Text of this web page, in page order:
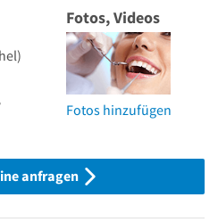
Fotos, Videos
Fotos hinzufügen
anfragen